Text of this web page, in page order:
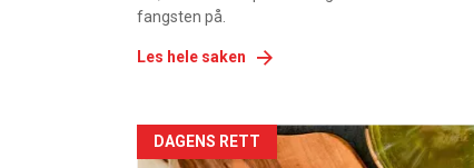
2
fangsten på.
Les hele saken
Artikler
DAGENS RETT